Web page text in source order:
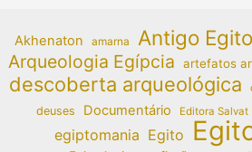
Akhenaton amarna Antigo Egito
Arqueologia Egípcia artefatos
descoberta arqueológica
deuses Documentário Editora Salvat
egiptomania Egito